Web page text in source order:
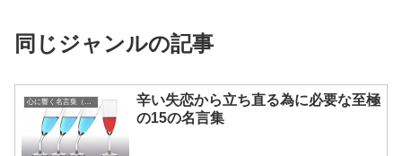
同じジャンルの記事
心に響く名言集（動画）
辛い失恋から立ち直る為に必要な至極
の15の名言集